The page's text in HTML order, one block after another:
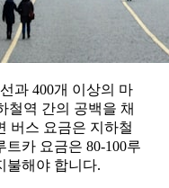
과 400개 이상의 마
철역 간의 공백을 채
버스 요금은 지하철
카 요금은 80-100루
불해야 합니다.